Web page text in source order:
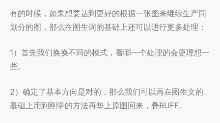
有的时候，如果想要达到更好的根据一张图来继续生产同
划分的图，那么在图生词的基础上还可以进行更多处理：
1）首先我们换换不同的模式，看哪一个处理的会更理想一
些。
2）确定了基本方向是对的，那么我们可以再在图生文的
基础上用到刚学的方法再垫上原图回来，叠BUFF。